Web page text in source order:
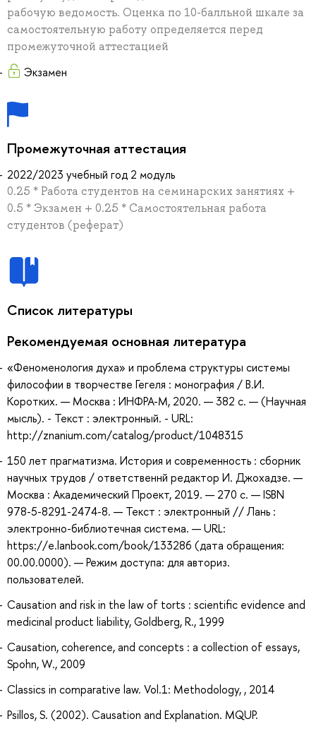
рабочую ведомость. Оценка по 10-балльной шкале за
самостоятельную работу определяется перед
промежуточной аттестацией
Экзамен
Промежуточная аттестация
2022/2023 учебный год 2 модуль
0.25 * Работа студентов на семинарских занятиях +
0.5 * Экзамен + 0.25 * Самостоятельная работа
студентов (реферат)
Список литературы
Рекомендуемая основная литература
«Феноменология духа» и проблема структуры системы
философии в творчестве Гегеля : монография / В.И.
Коротких. — Москва : ИНФРА-М, 2020. — 382 с. — (Научная
мысль). - Текст : электронный. - URL:
http://znanium.com/catalog/product/1048315
150 лет прагматизма. История и современность : сборник
научных трудов / ответственнй редактор И. Джохадзе. —
Москва : Академический Проект, 2019. — 270 с. — ISBN
978-5-8291-2474-8. — Текст : электронный // Лань :
электронно-библиотечная система. — URL:
https://e.lanbook.com/book/133286 (дата обращения:
00.00.0000). — Режим доступа: для авториз.
пользователей.
Causation and risk in the law of torts : scientific evidence and
medicinal product liability, Goldberg, R., 1999
Causation, coherence, and concepts : a collection of essays,
Spohn, W., 2009
Classics in comparative law. Vol.1: Methodology, , 2014
Psillos, S. (2002). Causation and Explanation. MQUP.